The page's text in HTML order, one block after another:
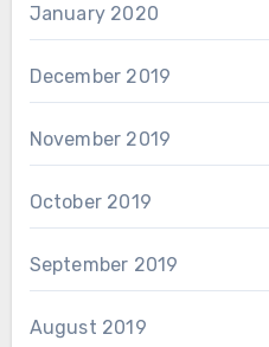
January 2020
December 2019
November 2019
October 2019
September 2019
August 2019